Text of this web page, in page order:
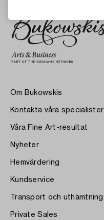
Om Bukowskis
Kontakta våra specialister
Våra Fine Art-resultat
Nyheter
Hemvärdering
Kundservice
Transport och uthämtning
Private Sales